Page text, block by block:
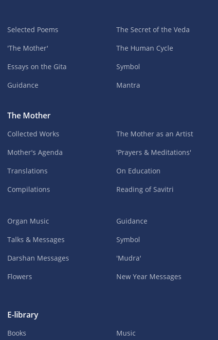
Selected Poems
'The Mother'
Essays on the Gita
Guidance
The Secret of the Veda
The Human Cycle
Symbol
Mantra
The Mother
Collected Works
Mother's Agenda
Translations
Compilations
The Mother as an Artist
'Prayers & Meditations'
On Education
Reading of Savitri
Organ Music
Talks & Messages
Darshan Messages
Flowers
Guidance
Symbol
'Mudra'
New Year Messages
E-library
Books
Music